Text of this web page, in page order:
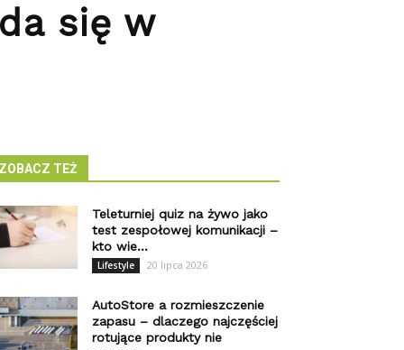
się w
ZOBACZ TEŻ
Teleturniej quiz na żywo jako
test zespołowej komunikacji –
kto wie...
Lifestyle 20 lipca 2026
AutoStore a rozmieszczenie
zapasu – dlaczego najczęściej
rotujące produkty nie